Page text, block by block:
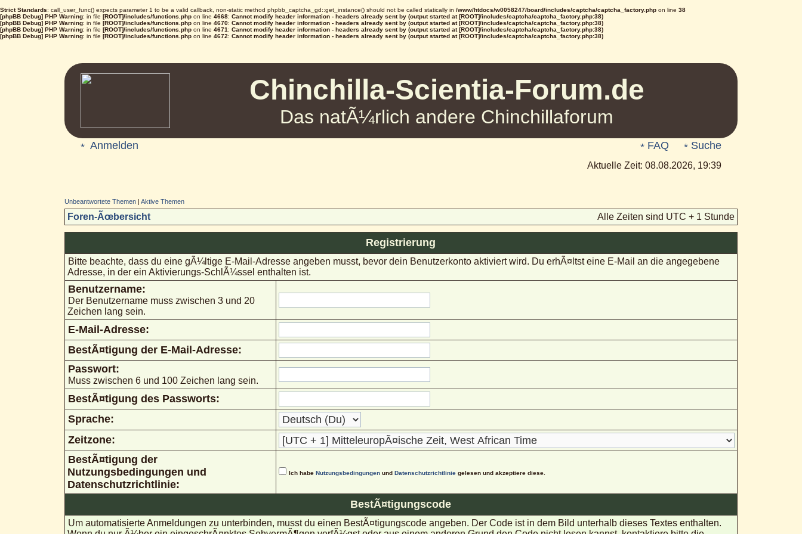
Strict Standards: call_user_func() expects parameter 1 to be a valid callback, non-static method phpbb_captcha_gd::get_instance() should not be called statically in /www/htdocs/w0058247/board/includes/captcha/captcha_factory.php on line 38
[phpBB Debug] PHP Warning: in file [ROOT]/includes/functions.php on line 4668: Cannot modify header information - headers already sent by (output started at [ROOT]/includes/captcha/captcha_factory.php:38)
[phpBB Debug] PHP Warning: in file [ROOT]/includes/functions.php on line 4670: Cannot modify header information - headers already sent by (output started at [ROOT]/includes/captcha/captcha_factory.php:38)
[phpBB Debug] PHP Warning: in file [ROOT]/includes/functions.php on line 4671 : Cannot modify header information - headers already sent by (output started at [ROOT]/includes/captcha/captcha_factory.php:38)
[phpBB Debug] PHP Warning: in file [ROOT]/includes/functions.php on line 4672: Cannot modify header information - headers already sent by (output started at [ROOT]/includes/captcha/captcha_factory.php:38)
Chinchilla-Scientia-Forum.de
Das natÃ¼rlich andere Chinchillaforum
Anmelden FAQ Suche
Aktuelle Zeit: 08.08.2026, 19:39
Unbeantwortete Themen| Aktive Themen
Foren-Ãœbersicht Alle Zeiten sind UTC + 1 Stunde
Registrierung
Bitte beachte, dass du eine gÃ¼ltige E-Mail-Adresse angeben musst, bevor dein Benutzerkonto aktiviert wird. Du erhÃ¤ltst eine E-Mail an die angegebene
Adresse, in der ein Aktivierungs-SchlÃ¼ssel enthalten ist.
Benutzername:
Der Benutzername muss zwischen 3 und 20
Zeichen lang sein.
E-Mail-Adresse:
BestÃ¤tigung der E-Mail-Adresse:
Passwort:
Muss zwischen 6 und 100 Zeichen lang sein.
BestÃ¤tigung des Passworts:
Sprache:
Zeitzone:
BestÃ¤tigung der
Nutzungsbedingungen und
Datenschutzrichtlinie:
Ich habe Nutzungsbedingungenund Datenschutzrichtliniegelesen und akzeptiere diese.
BestÃ¤tigungscode
Um automatisierte Anmeldungen zu unterbinden, musst du einen BestÃ¤tigungscode angeben. Der Code ist in dem Bild unterhalb dieses Textes enthalten.